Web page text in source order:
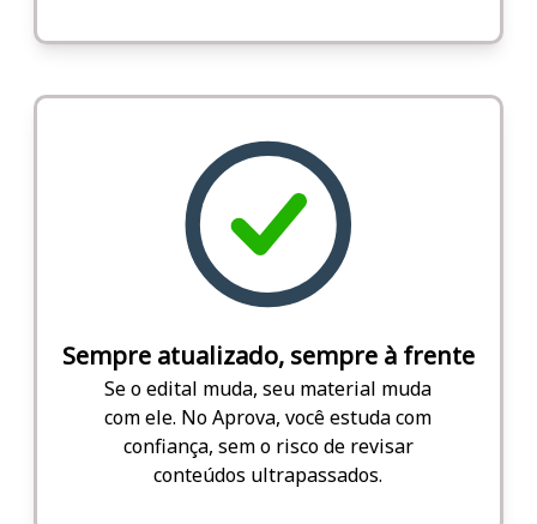
Sempre atualizado, sempre à frente
Se o edital muda, seu material muda
com ele. No Aprova, você estuda com
confiança, sem o risco de revisar
conteúdos ultrapassados.